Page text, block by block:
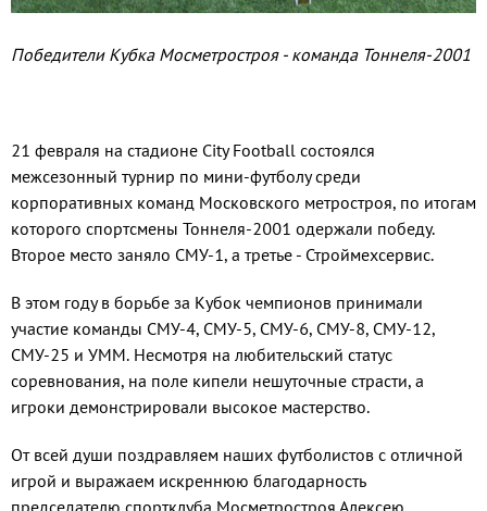
Победители Кубка Мосметростроя - команда Тоннеля-2001
21 февраля на стадионе City Football состоялся
межсезонный турнир по мини-футболу среди
корпоративных команд Московского метростроя, по итогам
которого спортсмены Тоннеля-2001 одержали победу.
Второе место заняло СМУ-1, а третье - Строймехсервис.
В этом году в борьбе за Кубок чемпионов принимали
участие команды СМУ-4, СМУ-5, СМУ-6, СМУ-8, СМУ-12,
СМУ-25 и УММ. Несмотря на любительский статус
соревнования, на поле кипели нешуточные страсти, а
игроки демонстрировали высокое мастерство.
От всей души поздравляем наших футболистов с отличной
игрой и выражаем искреннюю благодарность
председателю спортклуба Мосметростроя Алексею